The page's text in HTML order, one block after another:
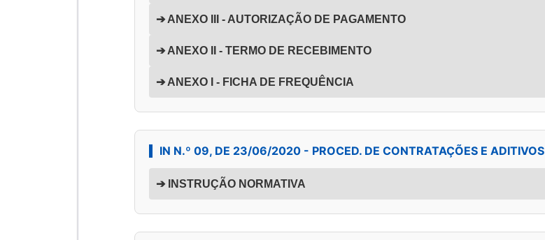
➔ ANEXO III - AUTORIZAÇÃO DE PAGAMENTO
➔ ANEXO II - TERMO DE RECEBIMENTO
➔ ANEXO I - FICHA DE FREQUÊNCIA
IN N.º 09, DE 23/06/2020 - PROCED. DE CONTRATAÇÕES E ADITIVOS
➔ INSTRUÇÃO NORMATIVA